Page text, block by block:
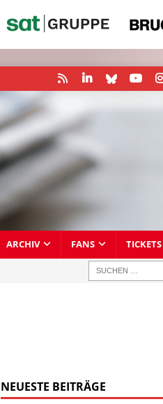
ARCHIV FANS TICKETS
NEUESTE BEITRÄGE